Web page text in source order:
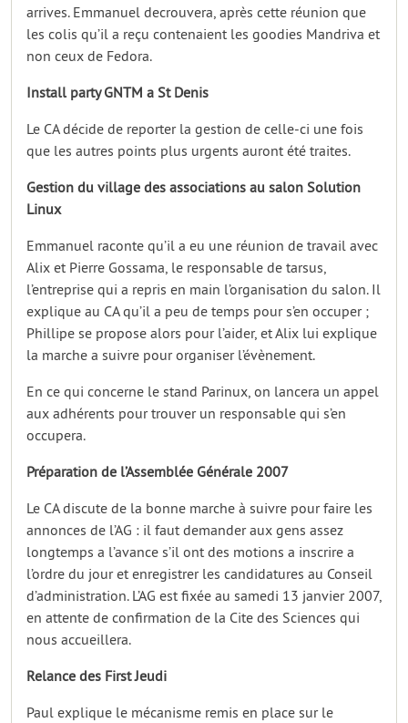
arrives. Emmanuel decrouvera, après cette réunion que
les colis qu’il a reçu contenaient les goodies Mandriva et
non ceux de Fedora.
Install party GNTM a St Denis
Le CA décide de reporter la gestion de celle-ci une fois
que les autres points plus urgents auront été traites.
Gestion du village des associations au salon Solution
Linux
Emmanuel raconte qu’il a eu une réunion de travail avec
Alix et Pierre Gossama, le responsable de tarsus,
l’entreprise qui a repris en main l’organisation du salon. Il
explique au CA qu’il a peu de temps pour s’en occuper ;
Phillipe se propose alors pour l’aider, et Alix lui explique
la marche a suivre pour organiser l’évènement.
En ce qui concerne le stand Parinux, on lancera un appel
aux adhérents pour trouver un responsable qui s’en
occupera.
Préparation de l’Assemblée Générale 2007
Le CA discute de la bonne marche à suivre pour faire les
annonces de l’AG : il faut demander aux gens assez
longtemps a l’avance s’il ont des motions a inscrire a
l’ordre du jour et enregistrer les candidatures au Conseil
d’administration. L’AG est fixée au samedi 13 janvier 2007,
en attente de confirmation de la Cite des Sciences qui
nous accueillera.
Relance des First Jeudi
Paul explique le mécanisme remis en place sur le